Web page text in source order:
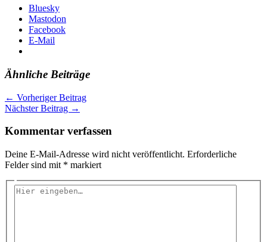
Bluesky
Mastodon
Facebook
E-Mail
Ähnliche Beiträge
← Vorheriger Beitrag
Nächster Beitrag →
Kommentar verfassen
Deine E-Mail-Adresse wird nicht veröffentlicht. Erforderliche
Felder sind mit * markiert
Hier